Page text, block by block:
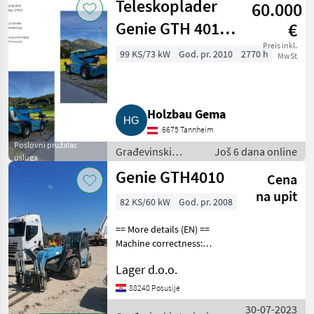
utovarivači
Poslovni pružalac
usluga
Teleskoplader
Genie GTH 4016
SR
60.000
€
Preis inkl.
MwSt
99 KS/73 kW God. pr. 2010 2770 h
Holzbau Gema
6675 Tannheim
Građevinski
strojevi /
Teleskopski
Još 6 dana online
Genie GTH4010
Cena
na upit
82 KS/60 kW God. pr. 2008
== More details (EN) ==
Machine correctness:
Pneumatic Crane
height/length: 10 m
hydraulic quick coupler
Lager d.o.o.
88240 Posusije
30-07-2023